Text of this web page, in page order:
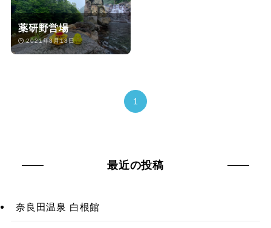
薬研野営場
2021年8月18日
1
最近の投稿
奈良田温泉 白根館